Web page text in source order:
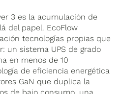
3 es la acumulación de
del papel. EcoFlow
tecnologías propias que
un sistema UPS de grado
en menos de 10
de eficiencia energética
GaN que duplica la
de bajo consumo, una